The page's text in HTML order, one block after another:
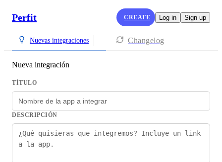
Perfit CREATE Log in Sign up
Nuevas integraciones Changelog
Nueva integración
TÍTULO
DESCRIPCIÓN